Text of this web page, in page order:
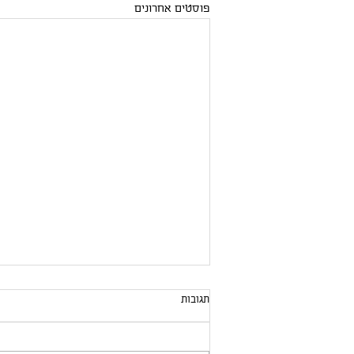
פוסטים אחרונים
תגובות